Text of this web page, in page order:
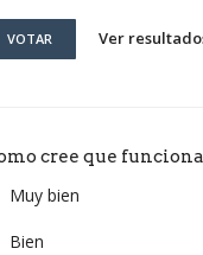
VOTAR Ver
cree que
Muy bien
Bien